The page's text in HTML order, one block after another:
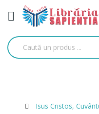
Isus Cristos,